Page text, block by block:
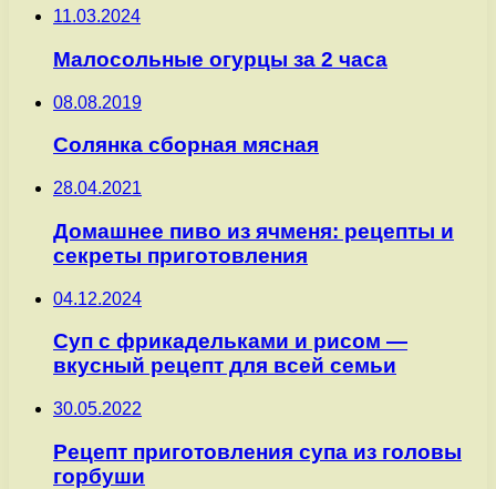
11.03.2024
Малосольные огурцы за 2 часа
08.08.2019
Солянка сборная мясная
28.04.2021
Домашнее пиво из ячменя: рецепты и
секреты приготовления
04.12.2024
Суп с фрикадельками и рисом —
вкусный рецепт для всей семьи
30.05.2022
Рецепт приготовления супа из головы
горбуши